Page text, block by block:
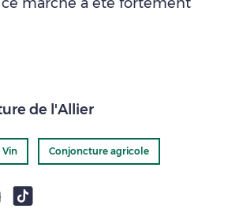
de l'Allier
Vin Conjoncture agricole